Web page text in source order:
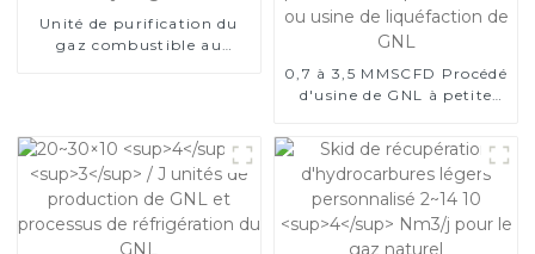
Unité de purification du
gaz combustible au
0,7 à 3,5 MMSCFD Procédé
d'usine de GNL à petite
GNL